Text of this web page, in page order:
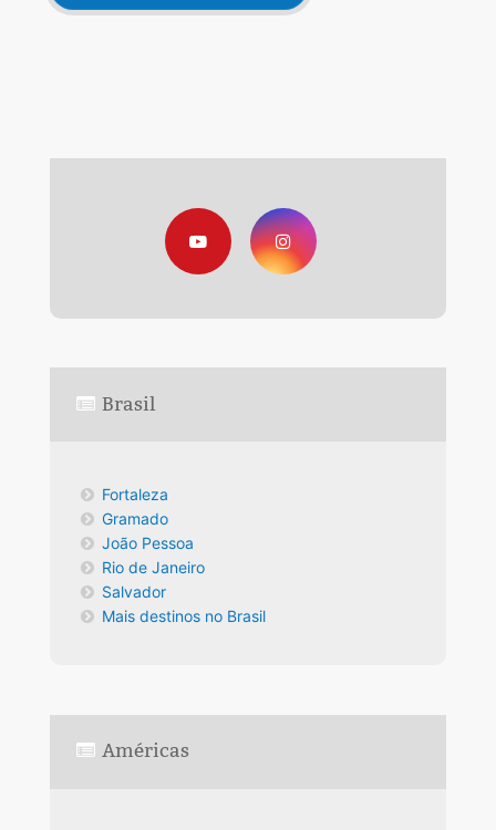
Brasil
Fortaleza
Gramado
João Pessoa
Rio de Janeiro
Salvador
Mais destinos no Brasil
Américas